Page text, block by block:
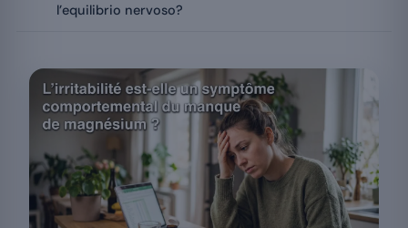
l’equilibrio nervoso?